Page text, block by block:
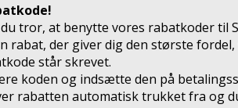
tror, at benytte vores rabatkoder til
rabat, der giver dig den største
står skrevet.
koden og indsætte den på
rabatten automatisk trukket fra og